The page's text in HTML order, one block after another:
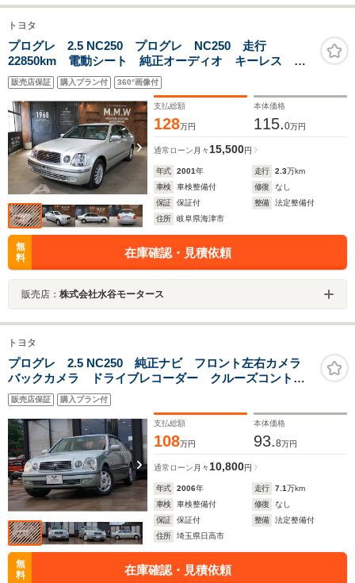
トヨタ
プログレ 2.5 NC250 プログレ NC250 走行
22850km 電動シート 純正オーディオ キーレス
ETC
販売店保証 購入プラン付 360°画像付
支払総額
128万円
本体価格
115.0万円
通常ローン 月々15,500円
年式 2001年 走行 2.3万km
車検
車検整備付 修復
なし
保証
保証付 整備
法定整備付
住所
岐阜県海津市
無
料
在庫確認・見積依頼
販売店： 株式会社水谷モータース
トヨタ
プログレ 2.5 NC250 純正ナビ フロント左右カメラ
バックカメラ ドライブレコーダー クルーズコントロ
ール 本革電動シート ETC
販売店保証 購入プラン付
支払総額
108万円
本体価格
93.8万円
通常ローン 月々10,800円
年式 2006年 走行 7.1万km
車検
車検整備付 修復
なし
保証
保証付 整備
法定整備付
住所
埼玉県日高市
無
料
在庫確認・見積依頼